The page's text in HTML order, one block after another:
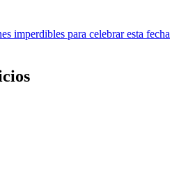
imperdibles para celebrar esta fecha